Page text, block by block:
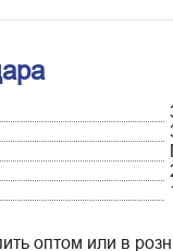
оптом или в